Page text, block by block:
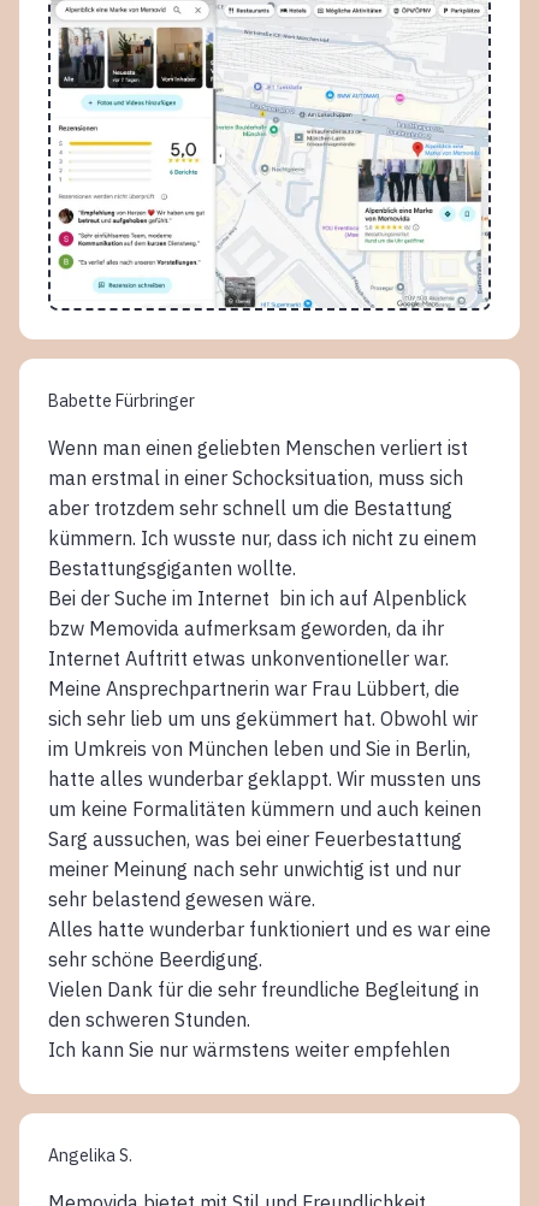
Babette Fürbringer
Wenn man einen geliebten Menschen verliert ist
man erstmal in einer Schocksituation, muss sich
aber trotzdem sehr schnell um die Bestattung
kümmern. Ich wusste nur, dass ich nicht zu einem
Bestattungsgiganten wollte.
Bei der Suche im Internet bin ich auf Alpenblick
bzw Memovida aufmerksam geworden, da ihr
Internet Auftritt etwas unkonventioneller war.
Meine Ansprechpartnerin war Frau Lübbert, die
sich sehr lieb um uns gekümmert hat. Obwohl wir
im Umkreis von München leben und Sie in Berlin,
hatte alles wunderbar geklappt. Wir mussten uns
um keine Formalitäten kümmern und auch keinen
Sarg aussuchen, was bei einer Feuerbestattung
meiner Meinung nach sehr unwichtig ist und nur
sehr belastend gewesen wäre.
Alles hatte wunderbar funktioniert und es war eine
sehr schöne Beerdigung.
Vielen Dank für die sehr freundliche Begleitung in
den schweren Stunden.
Ich kann Sie nur wärmstens weiter empfehlen
Angelika S.